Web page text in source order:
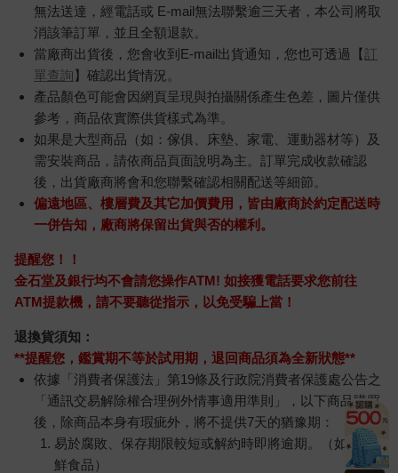
無法送達，經電話或 E-mail無法聯繫逾三天者，本公司將取
消該筆訂單，並且全額退款。
當廠商出貨後，您會收到E-mail出貨通知，您也可透過【訂
單查詢】確認出貨情況。
產品顏色可能會因網頁呈現與拍攝關係產生色差，圖片僅供
參考，商品依實際供貨樣式為準。
如果是大型商品（如：傢俱、床墊、家電、運動器材等）及
需安裝商品，請依商品頁面說明為主。訂單完成收款確認
後，出貨廠商將會和您聯繫確認相關配送等細節。
偏遠地區、樓層費及其它加價費用，皆由廠商於約定配送時
一併告知，廠商將保留出貨與否的權利。
提醒您！！
金石堂及銀行均不會請您操作ATM! 如接獲電話要求您前往
ATM提款機，請不要聽從指示，以免受騙上當！
退換貨須知：
**提醒您，鑑賞期不等於試用期，退回商品須為全新狀態**
依據「消費者保護法」第19條及行政院消費者保護處公告之
「通訊交易解除權合理例外情事適用準則」，以下商品購買
後，除商品本身有瑕疵外，將不提供7天的猶豫期：
易於腐敗、保存期限較短或解約時即將逾期。（如：生
鮮食品）